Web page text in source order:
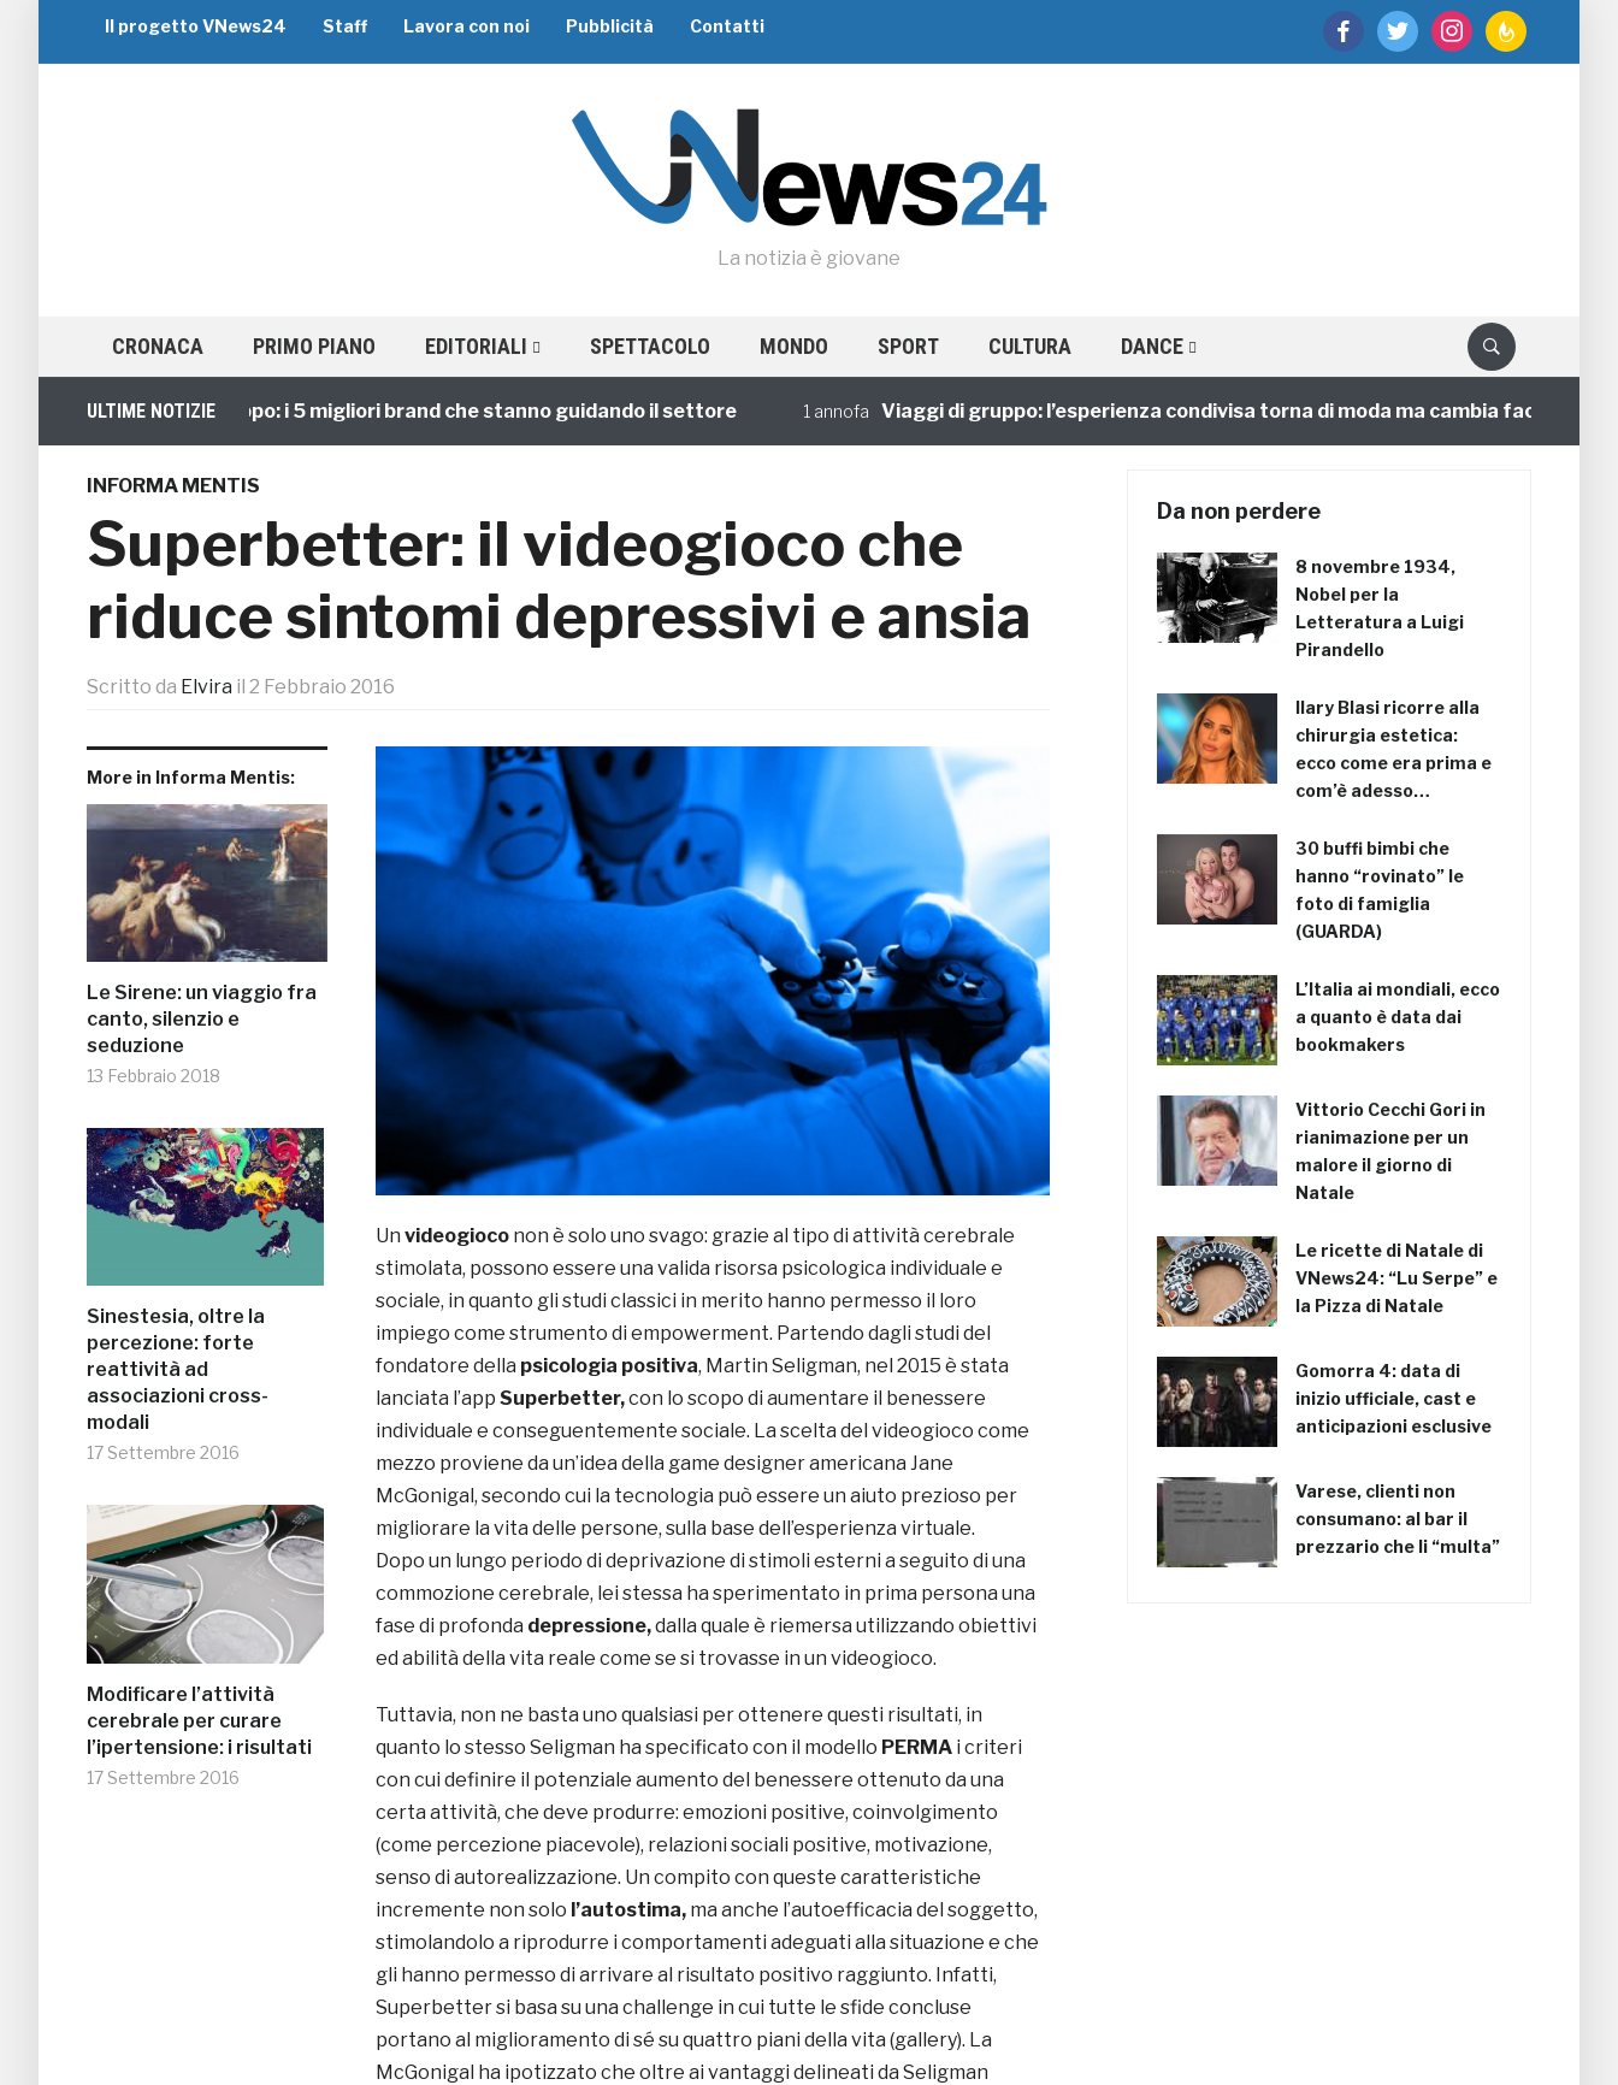
facebooktwitter instagramfeedburner
Il progetto VNews24 Staff Lavora con noi Pubblicità Contatti
La notizia è giovane
CRONACA PRIMO PIANO EDITORIALI SPETTACOLO MONDO SPORT CULTURA DANCE
ULTIME NOTIZIE
Viaggi di Gruppo: i 5 migliori brand che stanno guidando il settore 1 annofa Viaggi di gruppo: l’esperienza condivisa torna di moda ma cambia faccia
INFORMA MENTIS
Superbetter: il videogioco che
riduce sintomi depressivi e ansia
Scritto da Elvira il 2 Febbraio 2016
More in Informa Mentis:
Le Sirene: un viaggio fra
canto, silenzio e
seduzione
13 Febbraio 2018
Sinestesia, oltre la
percezione: forte
reattività ad
associazioni cross-
modali
17 Settembre 2016
Modificare l’attività
cerebrale per curare
l’ipertensione: i risultati
17 Settembre 2016
Un videogioco non è solo uno svago: grazie al tipo di attività cerebrale
stimolata, possono essere una valida risorsa psicologica individuale e
sociale, in quanto gli studi classici in merito hanno permesso il loro
impiego come strumento di empowerment. Partendo dagli studi del
fondatore della psicologia positiva, Martin Seligman, nel 2015 è stata
lanciata l’app Superbetter,con lo scopo di aumentare il benessere
individuale e conseguentemente sociale. La scelta del videogioco come
mezzo proviene da un’idea della game designer americana Jane
McGonigal, secondo cui la tecnologia può essere un aiuto prezioso per
migliorare la vita delle persone, sulla base dell’esperienza virtuale.
Dopo un lungo periodo di deprivazione di stimoli esterni a seguito di una
commozione cerebrale, lei stessa ha sperimentato in prima persona una
fase di profonda depressione,dalla quale è riemersa utilizzando obiettivi
ed abilità della vita reale come se si trovasse in un videogioco.
Tuttavia, non ne basta uno qualsiasi per ottenere questi risultati, in
quanto lo stesso Seligman ha specificato con il modello PERMA i criteri
con cui definire il potenziale aumento del benessere ottenuto da una
certa attività, che deve produrre: emozioni positive, coinvolgimento
(come percezione piacevole), relazioni sociali positive, motivazione,
senso di autorealizzazione. Un compito con queste caratteristiche
incremente non solo l’autostima, ma anche l’autoefficacia del soggetto,
stimolandolo a riprodurre i comportamenti adeguati alla situazione e che
gli hanno permesso di arrivare al risultato positivo raggiunto. Infatti,
Superbetter si basa su una challenge in cui tutte le sfide concluse
portano al miglioramento di sé su quattro piani della vita (gallery). La
McGonigal ha ipotizzato che oltre ai vantaggi delineati da Seligman
Da non perdere
8 novembre 1934,
Nobel per la
Letteratura a Luigi
Pirandello
Ilary Blasi ricorre alla
chirurgia estetica:
ecco come era prima e
com’è adesso…
30 buffi bimbi che
hanno “rovinato” le
foto di famiglia
(GUARDA)
L’Italia ai mondiali, ecco
a quanto è data dai
bookmakers
Vittorio Cecchi Gori in
rianimazione per un
malore il giorno di
Natale
Le ricette di Natale di
VNews24: “Lu Serpe” e
la Pizza di Natale
Gomorra 4: data di
inizio ufficiale, cast e
anticipazioni esclusive
Varese, clienti non
consumano: al bar il
prezzario che li “multa”